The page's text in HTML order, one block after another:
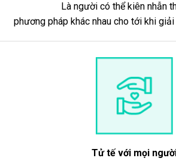
Là người có thể kiên nhẫn
phương pháp khác nhau cho tới khi
Tử tế với mọi